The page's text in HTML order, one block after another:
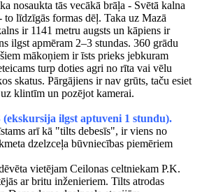
nosaukta tās vecākā brāļa - Svētā kalna
to līdzīgās formas dēļ. Taka uz Mazā
ir 1141 metru augsts un kāpiens ir
ilgst apmēram 2–3 stundas. 360 grādu
mākoņiem ir īsts prieks jebkuram
turp doties agri no rīta vai vēlu
skatus. Pārgājiens ir nav grūts, taču esiet
klintīm un pozējot kamerai.
ilgst aptuveni 1 stundu).
arī kā "tilts debesīs", ir viens no
dzelzceļa būvniecības piemēriem
vietējam Ceilonas celtniekam P.K.
ar britu inženieriem. Tilts atrodas